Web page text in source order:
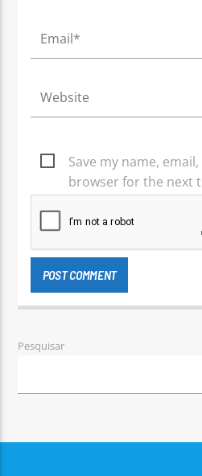
Save my name,
browser for the next
Pesquisar